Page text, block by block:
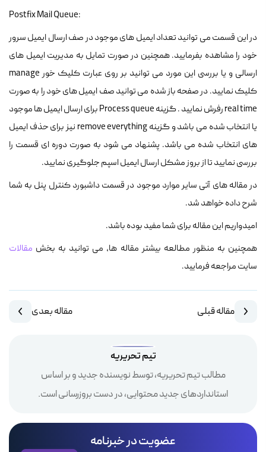
Postfix Mail Queue:
در این قسمت می توانید تعداد ایمیل های موجود در صف ارسال ایمیل سرور
خود را مشاهده بفرمایید. همچنین در صورت تمایل به مدیریت ایمیل های
ارسالی و یا بررسی این مورد می توانید بر روی عبارت کلیک خور manage
کلیک نمایید. در صفحه باز شده می توانید صف ایمیل های خود را به صورت
real time رفرش نمایید . گزینه Process queue برای ارسال ایمیل ها موجود
یا انتخاب شده می باشد و گزینه remove everything نیز برای حذف ایمیل
های انتخاب شده می باشد. پشنهاد می شود به صورت دوره ای قسمت را
بررسی نمایید تا از بروز مشکل ارسال ایمیل اسپم جلوگیری نمایید.
در مقاله های آتی سایر موارد موجود در قسمت داشبورد کنترل پنل به شما
شرح داده خواهد شد.
امیدواریم این مقاله برای شما مفید بوده باشد.
همچنین به منظور مطالعه بیشتر مقاله ها، می توانید به بخش مقالات
سایت مراجعه فرمایید.
مقاله قبلی مقاله بعدی
تیم تحریریه
مطالب تیم تحریریه، توسط نویسنده جدید و بر اساس
استانداردهای جدید محتوایی، در دست بروزرسانی است.
عضویت در خبرنامه